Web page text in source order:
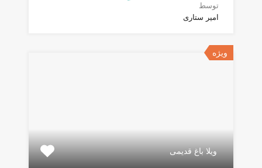
توسط
امیر ستاری
ویژه
ویلا باغ قدیمی